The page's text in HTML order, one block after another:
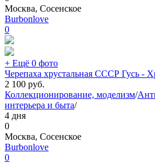
Москва, Сосенское
Burbonlove
0
+ Ещё 0 фото
Черепаха хрустальная СССР Гусь -
2 100 руб.
Коллекционирование, моделизм/
интерьера и быта/
4 дня
0
Москва, Сосенское
Burbonlove
0